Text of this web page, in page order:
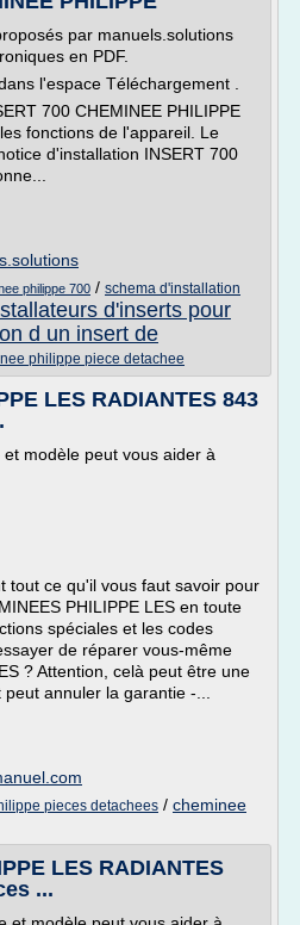
par manuels.solutions
en PDF.
l'espace Téléchargement .
700 CHEMINEE PHILIPPE
fonctions de l'appareil. Le
d'installation INSERT 700
philippe 700 / schema d'installation
d'inserts pour
d un insert de
philippe piece detachee
LES RADIANTES 843
modèle peut vous aider à
tout ce qu'il vous faut savoir pour
PHILIPPE LES en toute
spéciales et les codes
de réparer vous-même
? Attention, celà peut être une
annuler la garantie -...
pieces detachees / cheminee
LES RADIANTES
...